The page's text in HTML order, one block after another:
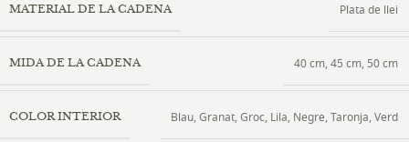
MATERIAL DE LA CADENA Plata de llei
MIDA DE LA CADENA 40 cm,45 cm, 50 cm
COLOR INTERIOR Blau,Granat,Groc, Lila, Negre,Taronja,Verd